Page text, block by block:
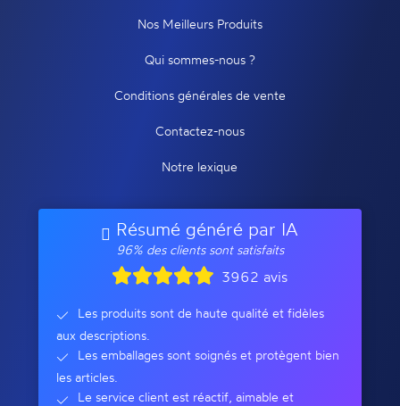
Nos Meilleurs Produits
Qui sommes-nous ?
Conditions générales de vente
Contactez-nous
Notre lexique
Résumé généré par IA
96% des clients sont satisfaits
3962 avis
Les produits sont de haute qualité et fidèles
aux descriptions.
Les emballages sont soignés et protègent bien
les articles.
Le service client est réactif, aimable et